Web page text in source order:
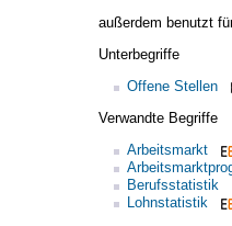
außerdem benutzt
Unterbegriffe
Offene Stellen
Verwandte Begriffe
Arbeitsmarkt
Berufsstatistik
Lohnstatistik